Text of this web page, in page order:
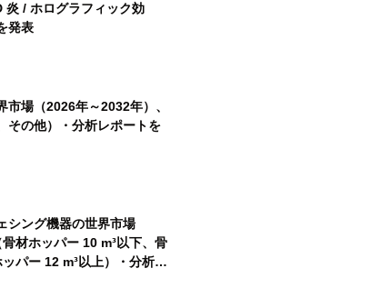
炎 / ホログラフィック効
発表
場（2026年～2032年）、
その他）・分析レポートを
シング機器の世界市場
材ホッパー 10 m³以下、骨
パー 12 m³以上）・分析レ